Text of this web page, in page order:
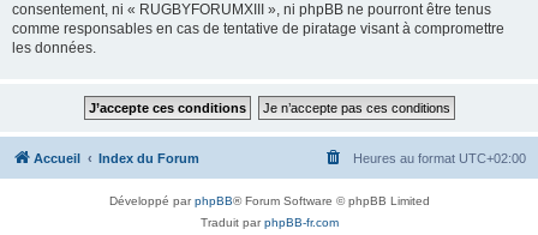
consentement, ni « RUGBYFORUMXIII », ni phpBB ne pourront être tenus
comme responsables en cas de tentative de piratage visant à compromettre
les données.
Accueil Index du Forum Heures au format UTC+02:00
Développé parphpBB® Forum Software © phpBB Limited
Traduit parphpBB-fr.com